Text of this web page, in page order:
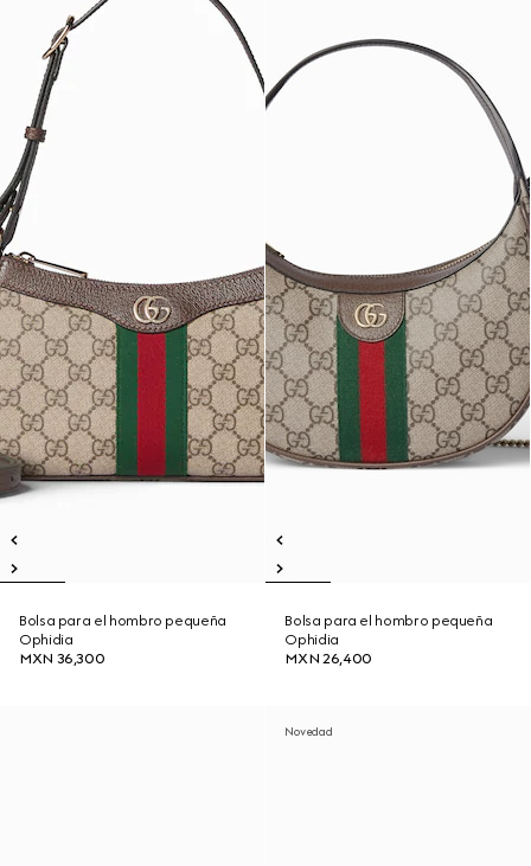
Bolsa para el hombro pequeña
Ophidia
MXN 36,300
Bolsa para el hombro pequeña
Ophidia
MXN 26,400
Novedad